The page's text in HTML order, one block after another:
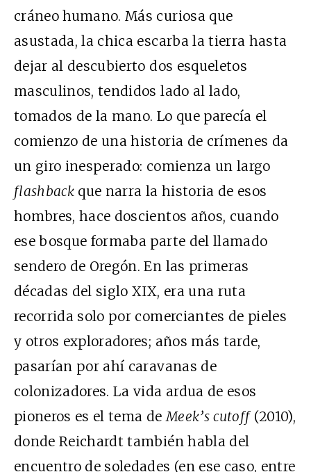
cráneo humano. Más curiosa que
asustada, la chica escarba la tierra hasta
dejar al descubierto dos esqueletos
masculinos, tendidos lado al lado,
tomados de la mano. Lo que parecía el
comienzo de una historia de crímenes da
un giro inesperado: comienza un largo
flashback que narra la historia de esos
hombres, hace doscientos años, cuando
ese bosque formaba parte del llamado
sendero de Oregón. En las primeras
décadas del sigloXIX, era una ruta
recorrida solo por comerciantes de pieles
y otros exploradores; años más tarde,
pasarían por ahí caravanas de
colonizadores. La vida ardua de esos
pioneros es el tema deMeek’s cutoff(2010),
donde Reichardt también habla del
encuentro de soledades (en ese caso, entre